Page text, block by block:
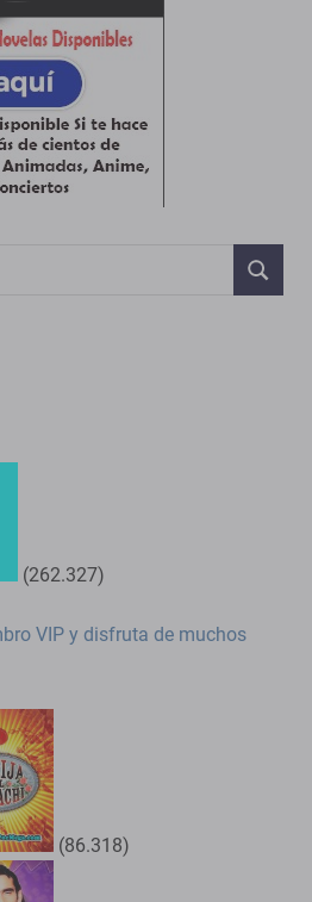
BUSCAR
(262.327)
(86.318)